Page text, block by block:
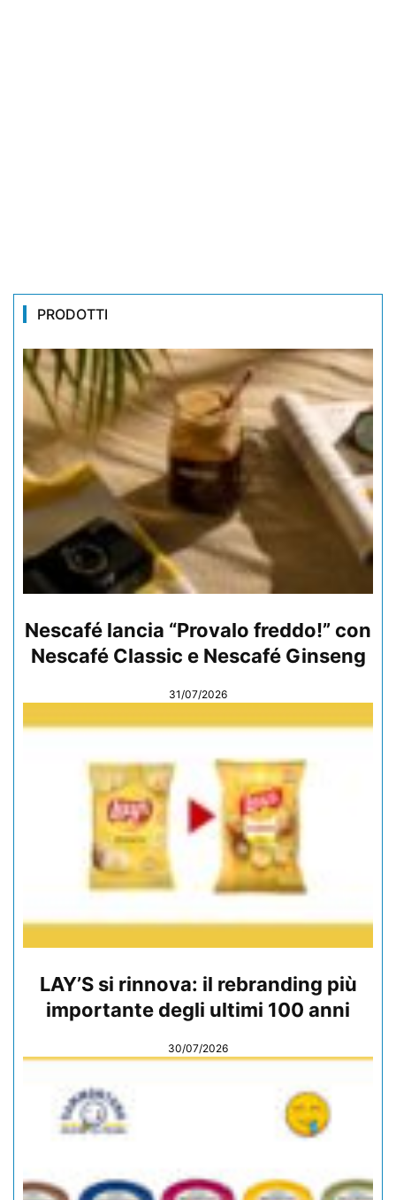
PRODOTTI
Nescafé lancia “Provalo freddo!” con
Nescafé Classic e Nescafé Ginseng
31/07/2026
LAY’S si rinnova: il rebranding più
importante degli ultimi 100 anni
30/07/2026